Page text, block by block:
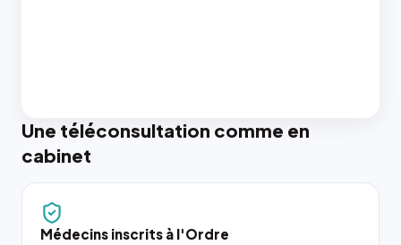
Une téléconsultation comme en
cabinet
Médecins inscrits à l'Ordre